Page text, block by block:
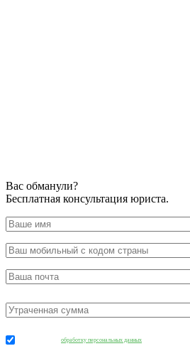
Вас обманули?
Бесплатная консультация юриста.
обработку персональных данных